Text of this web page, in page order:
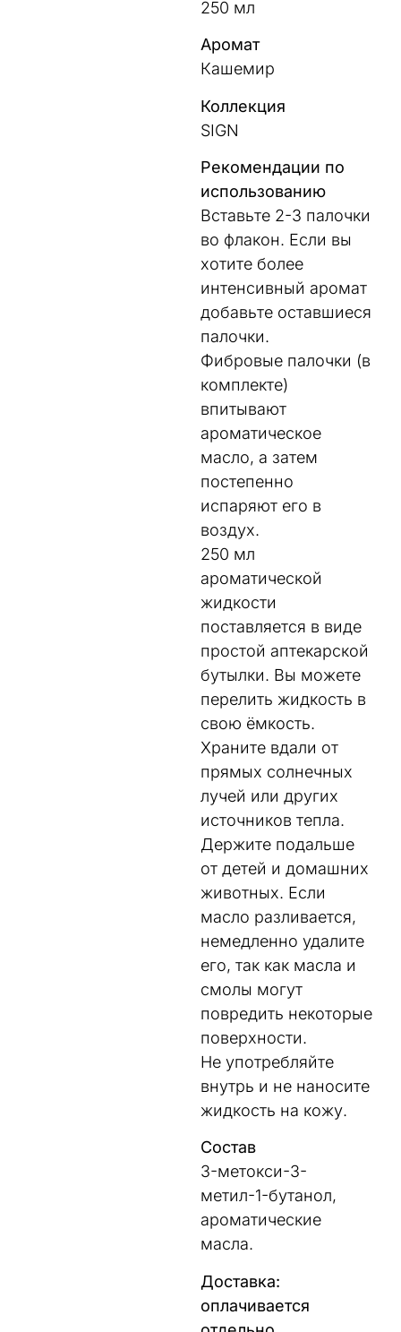
250 мл
Аромат
Кашемир
Коллекция
SIGN
Рекомендации по
использованию
Вставьте 2-3 палочки
во флакон. Если вы
хотите более
интенсивный аромат
добавьте оставшиеся
палочки.
Фибровые палочки (в
комплекте)
впитывают
ароматическое
масло, а затем
постепенно
испаряют его в
воздух.
250 мл
ароматической
жидкости
поставляется в виде
простой аптекарской
бутылки. Вы можете
перелить жидкость в
свою ёмкость.
Храните вдали от
прямых солнечных
лучей или других
источников тепла.
Держите подальше
от детей и домашних
животных. Если
масло разливается,
немедленно удалите
его, так как масла и
смолы могут
повредить некоторые
поверхности.
Не употребляйте
внутрь и не наносите
жидкость на кожу.
Состав
3-метокси-3-
метил-1-бутанол,
ароматические
масла.
Доставка:
оплачивается